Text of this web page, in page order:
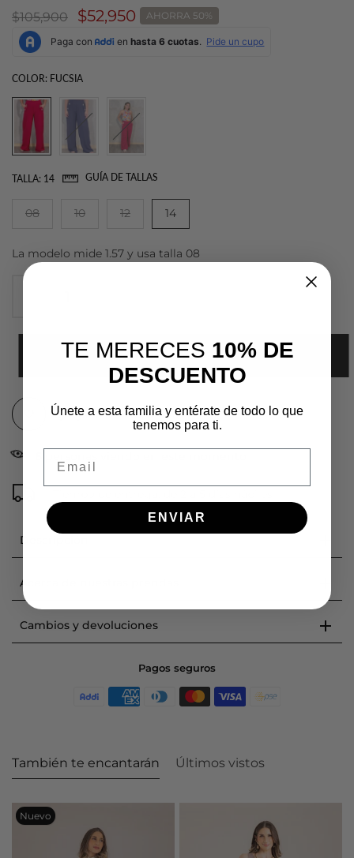
$105,900 $52,950 AHORRA 50%
COLOR: FUCSIA
TALLA: 14 GUÍA DE TALLAS
08 10 12 14
La modelo mide 1.57 y usa talla 08
AGREGAR AL CARRITO
Agregar a lista de deseos
Descripción
Acerca de nuestras prendas
Cambios y devoluciones
Pagos seguros
También te encantarán Últimos vistos
Nuevo
TE MERECES 10% DE
DESCUENTO
Únete a esta familia y entérate de todo lo que
tenemos para ti.
ENVIAR